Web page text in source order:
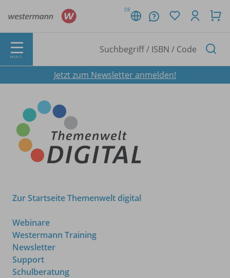
DE
MENÜ
Jetzt zum Newsletter anmelden!
Zur Startseite Themenwelt digital
Webinare
Westermann Training
Newsletter
Support
Schulberatung